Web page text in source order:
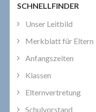
SCHNELLFINDER
Unser Leitbild
Merkblatt für Eltern
Anfangszeiten
Klassen
Elternvertretung
Schulvorstand